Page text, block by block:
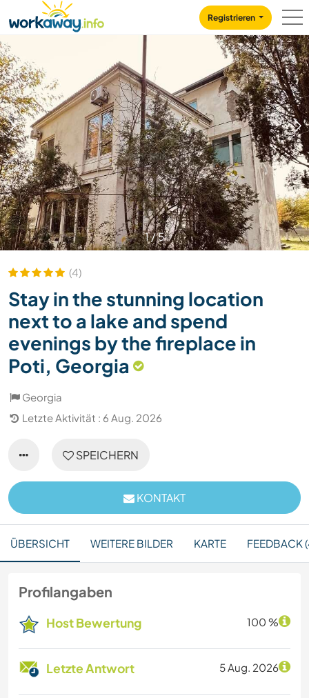
CONTENT
MAIN NAVIGATION
Registrieren
1/5
(4)
Stay in the stunning location
next to a lake and spend
evenings by the fireplace in
Poti, Georgia
Georgia
Letzte Aktivität : 6 Aug. 2026
SPEICHERN
KONTAKT
ÜBERSICHT WEITERE BILDER KARTE FEEDBACK
Profilangaben
Host Bewertung 100 %
Letzte Antwort 5 Aug. 2026